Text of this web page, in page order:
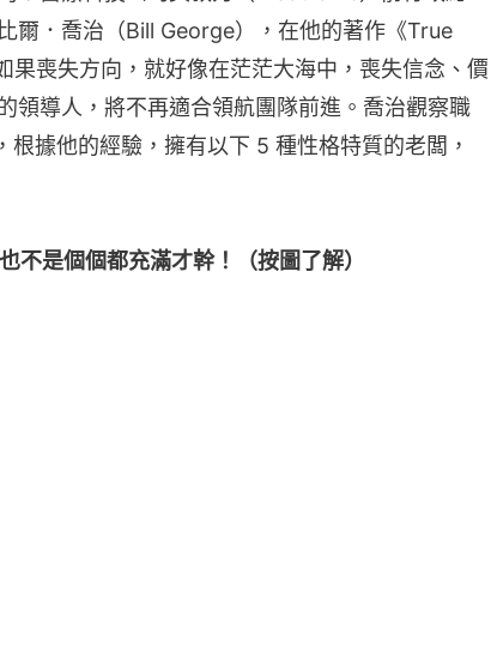
爾．喬治（Bill George），在他的著作《True
喪失方向，就好像在茫茫大海中，喪失信念、價
領導人，將不再適合領航團隊前進。喬治觀察職
據他的經驗，擁有以下 5 種性格特質的老闆，
不是個個都充滿才幹！（按圖了解）